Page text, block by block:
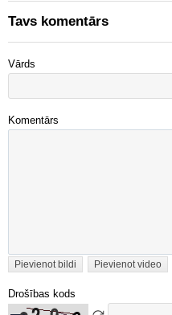
Tavs komentārs
Vārds
Komentārs
Pievienot bildi Pievienot video
Drošības kods